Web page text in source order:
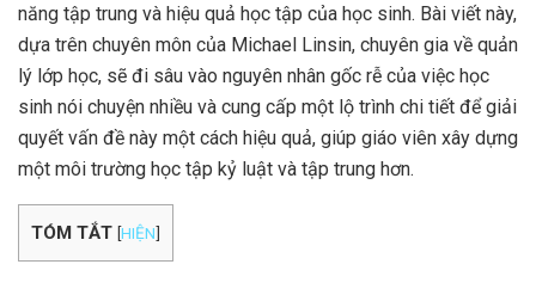
năng tập trung và hiệu quả học tập của học sinh. Bài viết này,
dựa trên chuyên môn của Michael Linsin, chuyên gia về quản
lý lớp học, sẽ đi sâu vào nguyên nhân gốc rễ của việc học
sinh nói chuyện nhiều và cung cấp một lộ trình chi tiết để giải
quyết vấn đề này một cách hiệu quả, giúp giáo viên xây dựng
một môi trường học tập kỷ luật và tập trung hơn.
TÓM TẮT [HIỆN]